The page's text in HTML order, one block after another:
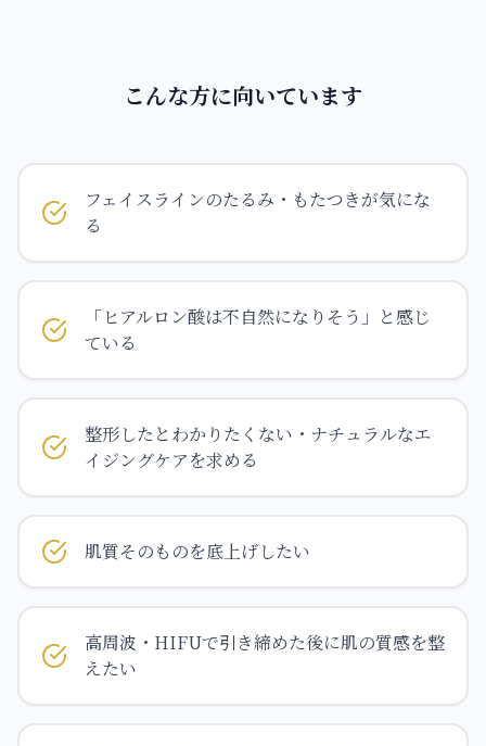
こんな方に向いています
フェイスラインのたるみ・もたつきが気にな
る
「ヒアルロン酸は不自然になりそう」と感じ
ている
整形したとわかりたくない・ナチュラルなエ
イジングケアを求める
肌質そのものを底上げしたい
高周波・HIFUで引き締めた後に肌の質感を整
えたい